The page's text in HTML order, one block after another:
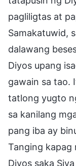
pagliligtas at
Samakatuwid,
dalawang
Diyos upang
gawain sa tao.
tatlong yugto
sa kanilang
pang iba ay
Tanging
Diyos saka